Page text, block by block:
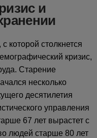
и
которой столкнется
кризис,
Старение
несколько
десятилетия
управления
67 лет вырастет с
людей старше 80 лет